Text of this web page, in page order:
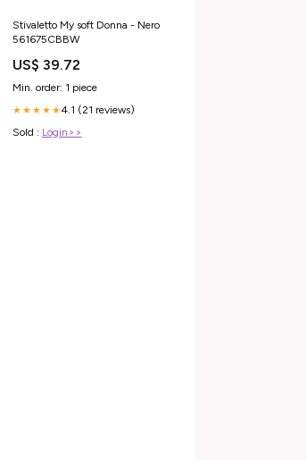
Stivaletto My soft Donna - Nero
561675CBBW
US$ 39.72
Min. order: 1 piece
★★★★★4.1 (21 reviews)
Sold : Login>>